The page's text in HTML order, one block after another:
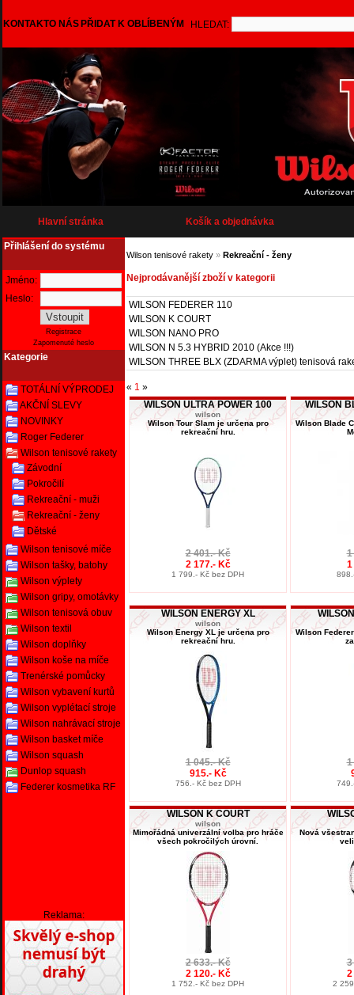
KONTAKTO NÁS PŘIDAT K OBLÍBENÝM HLEDAT:
Hlavní stránka Košík a objednávka
Přihlášení do systému
Jméno:
Heslo:
Registrace
Zapomenuté heslo
Kategorie
TOTÁLNÍ VÝPRODEJ
AKČNÍ SLEVY
NOVINKY
Roger Federer
Wilson tenisové rakety
Závodní
Pokročilí
Rekreační - muži
Rekreační - ženy
Dětské
Wilson tenisové míče
Wilson tašky, batohy
Wilson výplety
Wilson gripy, omotávky
Wilson tenisová obuv
Wilson textil
Wilson doplňky
Wilson koše na míče
Trenérské pomůcky
Wilson vybavení kurtů
Wilson vyplétací stroje
Wilson nahrávací stroje
Wilson basket míče
Wilson squash
Dunlop squash
Federer kosmetika RF
Reklama:
Wilson tenisové rakety » Rekreační - ženy
Nejprodávanější zboží v kategorii
WILSON FEDERER 110
WILSON K COURT
WILSON NANO PRO
WILSON N 5.3 HYBRID 2010 (Akce !!!)
WILSON THREE BLX (ZDARMA výplet) tenisová
« 1 »
WILSON ULTRA POWER 100
wilson
Wilson Tour Slam je určena pro
rekreační hru.
2 401.- Kč
2 177.- Kč
1 799.- Kč bez DPH
WILSON
Wilson Blade
1
1
WILSON ENERGY XL
wilson
Wilson Energy XL je určena pro
rekreační hru.
1 045.- Kč
915.- Kč
756.- Kč bez DPH
Wilson
1
WILSON K COURT
wilson
Mimořádná univerzální volba pro hráče
všech pokročilých úrovní.
2 633.- Kč
2 120.- Kč
1 752.- Kč bez DPH
Nová
3
2
2